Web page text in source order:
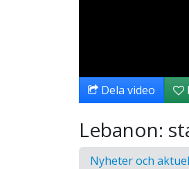
Dela video
Lebanon:
Nyheter och